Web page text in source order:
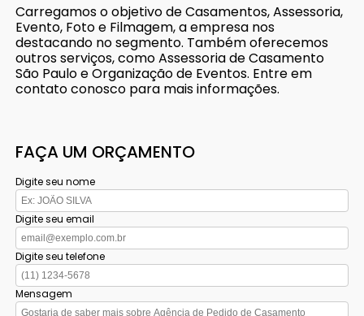
Carregamos o objetivo de Casamentos, Assessoria,
Evento, Foto e Filmagem, a empresa nos
destacando no segmento. Também oferecemos
outros serviços, como Assessoria de Casamento
São Paulo e Organização de Eventos. Entre em
contato conosco para mais informações.
FAÇA UM ORÇAMENTO
Digite seu nome
Digite seu email
Digite seu telefone
Mensagem